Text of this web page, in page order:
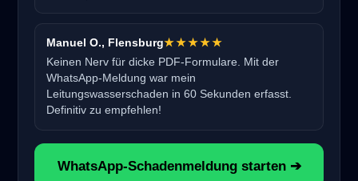
Manuel O., Flensburg★★★★★
Keinen Nerv für dicke PDF-Formulare. Mit der
WhatsApp-Meldung war mein
Leitungswasserschaden in 60 Sekunden erfasst.
Definitiv zu empfehlen!
WhatsApp-Schadenmeldung starten ➔